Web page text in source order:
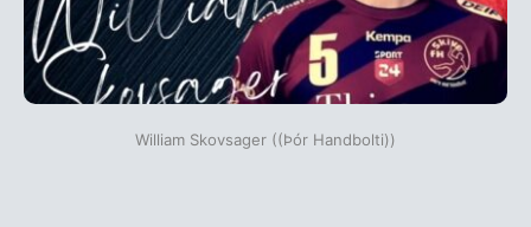
William Skovsager ((Þór Handbolti))